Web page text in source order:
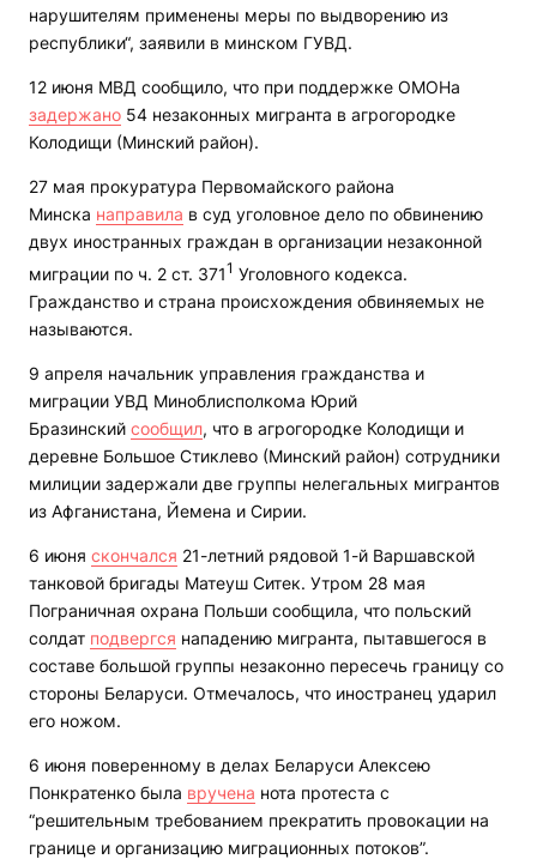
нарушителям применены меры по выдворению из
республики“, заявили в минском ГУВД.
12 июня МВД сообщило, что при поддержке ОМОНа
задержано 54 незаконных мигранта в агрогородке
Колодищи (Минский район).
27 мая прокуратура Первомайского района
Минска направила в суд уголовное дело по обвинению
двух иностранных граждан в организации незаконной
миграции по ч. 2 ст. 3711 Уголовного кодекса.
Гражданство и страна происхождения обвиняемых не
называются.
9 апреля начальник управления гражданства и
миграции УВД Миноблисполкома Юрий
Бразинский сообщил, что в агрогородке Колодищи и
деревне Большое Стиклево (Минский район) сотрудники
милиции задержали две группы нелегальных мигрантов
из Афганистана, Йемена и Сирии.
6 июня скончался 21-летний рядовой 1-й Варшавской
танковой бригады Матеуш Ситек. Утром 28 мая
Пограничная охрана Польши сообщила, что польский
солдат подвергся нападению мигранта, пытавшегося в
составе большой группы незаконно пересечь границу со
стороны Беларуси. Отмечалось, что иностранец ударил
его ножом.
6 июня поверенному в делах Беларуси Алексею
Понкратенко была вручена нота протеста с
“решительным требованием прекратить провокации на
границе и организацию миграционных потоков”.